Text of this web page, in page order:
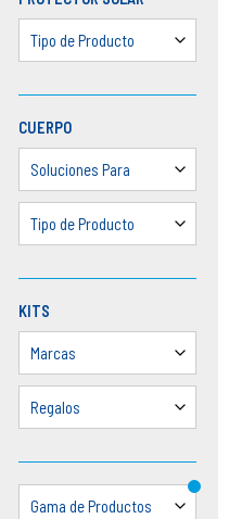
Tipo de Producto
CUERPO
Soluciones Para
Tipo de Producto
KITS
Marcas
Regalos
Gama de Productos